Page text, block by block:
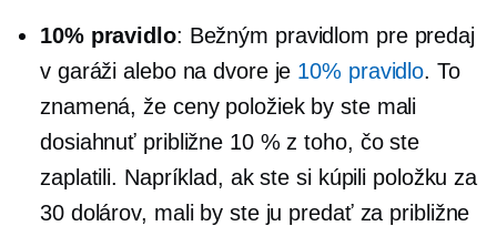
10% pravidlo: Bežným pravidlom pre predaj
v garáži alebo na dvore je 10% pravidlo. To
znamená, že ceny položiek by ste mali
dosiahnuť približne 10 % z toho, čo ste
zaplatili. Napríklad, ak ste si kúpili položku za
30 dolárov, mali by ste ju predať za približne